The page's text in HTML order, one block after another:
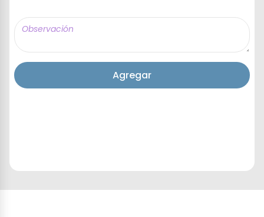
Agregar